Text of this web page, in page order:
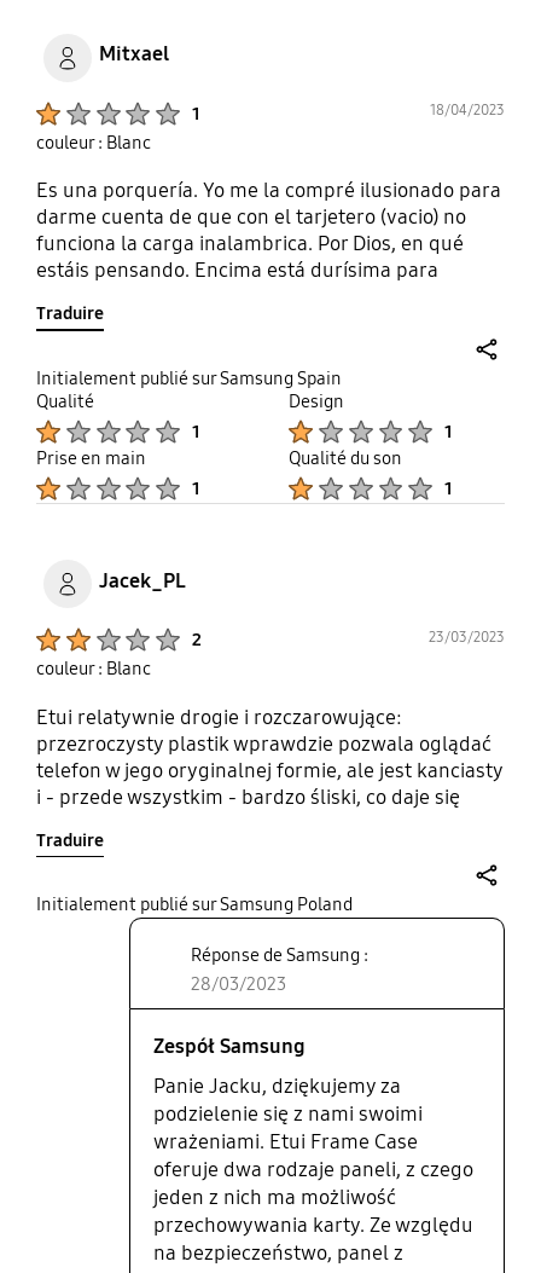
Mitxael
1 18/04/2023
couleur : Blanc
Es una porquería. Yo me la compré ilusionado para
darme cuenta de que con el tarjetero (vacio) no
funciona la carga inalambrica. Por Dios, en qué
estáis pensando. Encima está durísima para
luego, el que la ha diseñado se ha cubierto de
devolver.
Traduire
Initialement publié sur Samsung Spain
Qualité
1
Design
1
Prise en main
1
Qualité du son
1
Jacek_PL
2 23/03/2023
couleur : Blanc
Etui relatywnie drogie i rozczarowujące:
przezroczysty plastik wprawdzie pozwala oglądać
telefon w jego oryginalnej formie, ale jest kanciasty
i - przede wszystkim - bardzo śliski, co daje się
ekstremalnie łatwo jest telefon zrzucić np. ze stołu
(lub innej gładkiej powierzchni), ponieważ się po
nim ślizga. Druga, pełna wersja plecków (w
zestawie) dla odmiany uniemożliwia
bezprzewodowe ładowanie.
Traduire
Initialement publié sur Samsung Poland
Réponse de Samsung :
28/03/2023
Zespół Samsung
Panie Jacku, dziękujemy za
podzielenie się z nami swoimi
wrażeniami. Etui Frame Case
oferuje dwa rodzaje paneli, z czego
jeden z nich ma możliwość
przechowywania karty. Ze względu
na bezpieczeństwo, panel z